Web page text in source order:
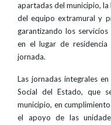
apartadas del municipio, la
del equipo extramural y
garantizando los
en el lugar de
jornada.
Las jornadas integrales
Social del Estado, que
municipio, en
el apoyo de las